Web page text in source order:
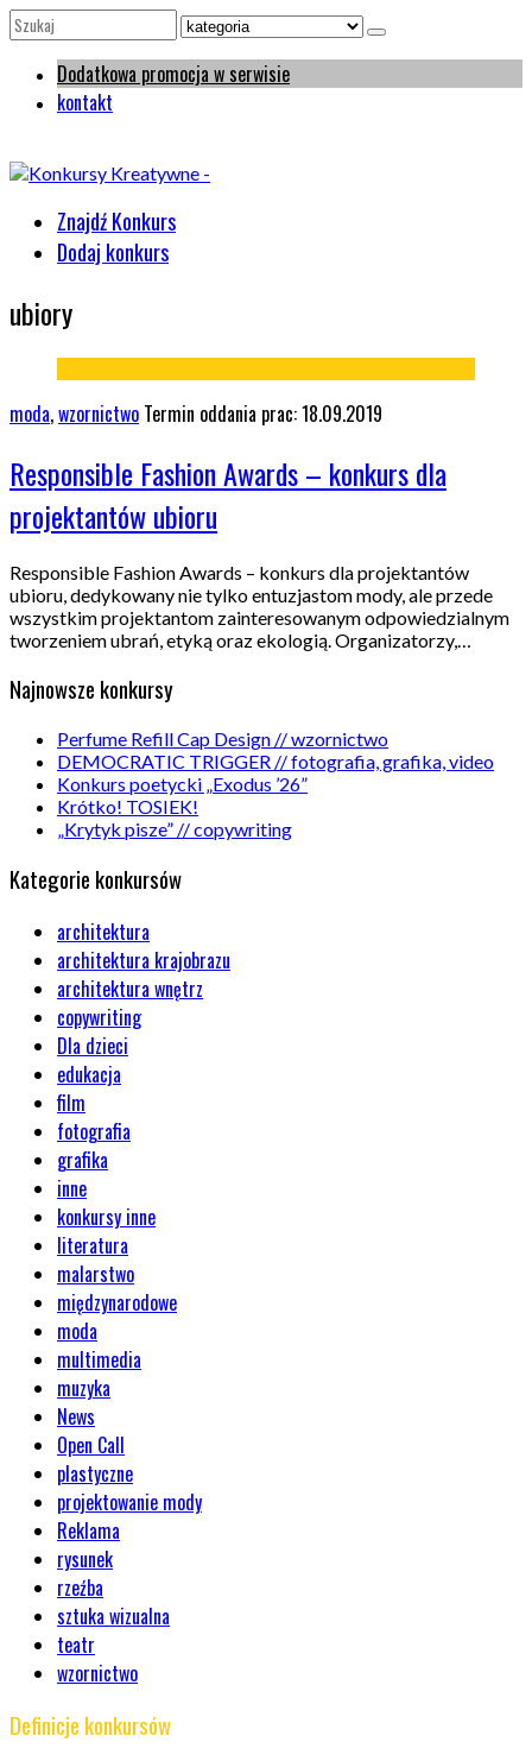
Dodatkowa promocja w serwisie
kontakt
Znajdź Konkurs
Dodaj konkurs
ubiory
moda,wzornictwo Termin oddania prac: 18.09.2019
Responsible Fashion Awards – konkurs dla
projektantów ubioru
Responsible Fashion Awards – konkurs dla projektantów
ubioru, dedykowany nie tylko entuzjastom mody, ale przede
wszystkim projektantom zainteresowanym odpowiedzialnym
tworzeniem ubrań, etyką oraz ekologią. Organizatorzy,…
Najnowsze konkursy
Perfume Refill Cap Design // wzornictwo
DEMOCRATIC TRIGGER // fotografia, grafika, video
Konkurs poetycki „Exodus ’26”
Krótko! TOSIEK!
„Krytyk pisze” // copywriting
Kategorie konkursów
architektura
architektura krajobrazu
architektura wnętrz
copywriting
Dla dzieci
edukacja
film
fotografia
grafika
inne
konkursy inne
literatura
malarstwo
międzynarodowe
moda
multimedia
muzyka
News
Open Call
plastyczne
projektowanie mody
Reklama
rysunek
rzeźba
sztuka wizualna
teatr
wzornictwo
Definicje konkursów